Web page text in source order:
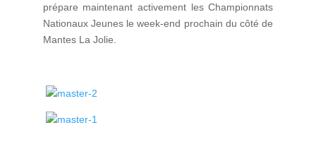
prépare maintenant activement les Championnats
Nationaux Jeunes le week-end prochain du côté de
Mantes La Jolie.